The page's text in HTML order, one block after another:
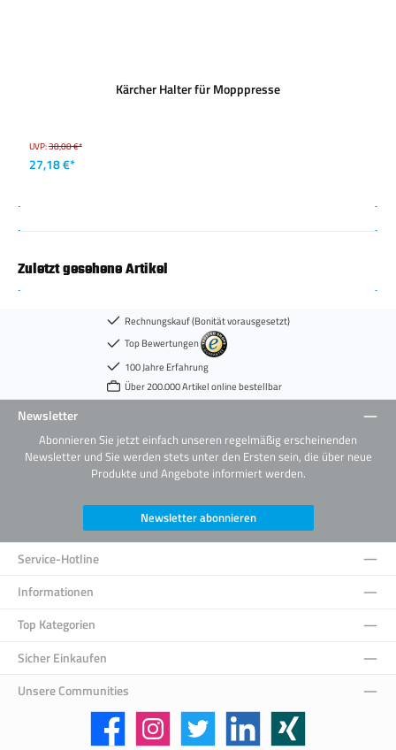
Kärcher Halter für Mopppresse
UVP:38,08 €*
27,18 €*
Zuletzt gesehene Artikel
Rechnungskauf (Bonität vorausgesetzt)
Top Bewertungen
100 Jahre Erfahrung
Über 200.000 Artikel online bestellbar
Newsletter
Abonnieren Sie jetzt einfach unseren regelmäßig erscheinenden
Newsletter und Sie werden stets unter den Ersten sein, die über neue
Produkte und Angebote informiert werden.
Newsletter abonnieren
Service-Hotline
Informationen
Top Kategorien
Sicher Einkaufen
Unsere Communities
Facebook Instagram Twitter LinkedIn Xing